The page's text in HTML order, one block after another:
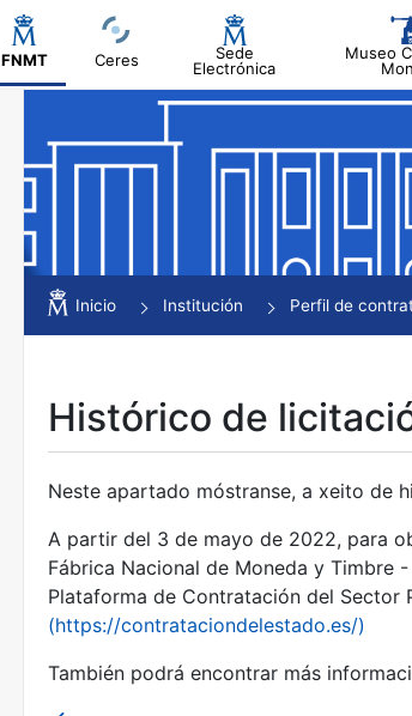
FNMT Ceres
Sede
Electrónica
Museo
Mostrar/Ocultar
Mostrar/Ocultar
Mostrar/Ocultar
Mostrar/Ocultar
Mostrar/Ocultar
Inicio Institución Perfil de
Histórico de
Neste apartado móstranse, a xeito de
A partir del 3 de mayo de 2022, para
Fábrica Nacional de Moneda y Timbre
Plataforma de Contratación del Sector
(https://contrataciondelestado.es/)
También podrá encontrar más